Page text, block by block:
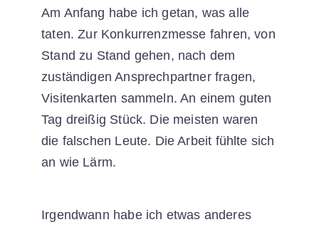
Am Anfang habe ich getan, was alle
taten. Zur Konkurrenzmesse fahren, von
Stand zu Stand gehen, nach dem
zuständigen Ansprechpartner fragen,
Visitenkarten sammeln. An einem guten
Tag dreißig Stück. Die meisten waren
die falschen Leute. Die Arbeit fühlte sich
an wie Lärm.
Irgendwann habe ich etwas anderes